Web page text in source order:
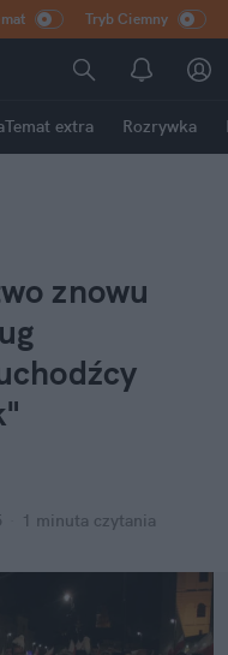
Tryb Ciemny
extra Rozrywka
znowu
1 minuta czytania